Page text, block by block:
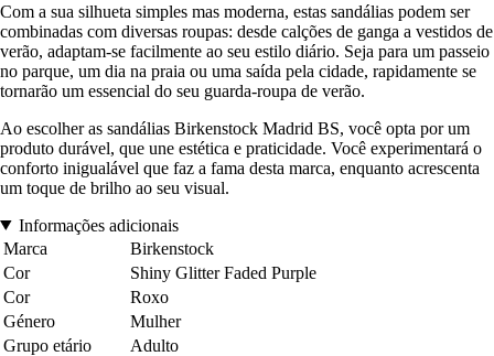
Com a sua silhueta simples mas moderna, estas sandálias podem ser
combinadas com diversas roupas: desde calções de ganga a vestidos de
verão, adaptam-se facilmente ao seu estilo diário. Seja para um passeio
no parque, um dia na praia ou uma saída pela cidade, rapidamente se
tornarão um essencial do seu guarda-roupa de verão.
Ao escolher as sandálias Birkenstock Madrid BS, você opta por um
produto durável, que une estética e praticidade. Você experimentará o
conforto inigualável que faz a fama desta marca, enquanto acrescenta
um toque de brilho ao seu visual.
Informações adicionais
Marca
Birkenstock
Cor
Shiny Glitter Faded Purple
Cor
Roxo
Género
Mulher
Grupo etário
Adulto